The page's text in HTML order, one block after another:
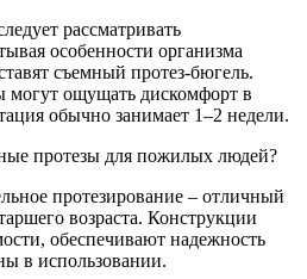
рассматривать
особенности организма
съемный протез-бюгель.
могут ощущать дискомфорт в
обычно занимает 1–2 недели.
протезы для пожилых людей?
протезирование – отличный
возраста. Конструкции
обеспечивают надежность
в использовании.